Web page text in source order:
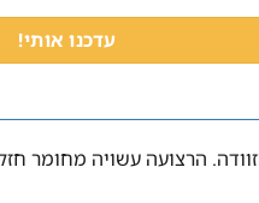
הרצועה עשויה מחומר